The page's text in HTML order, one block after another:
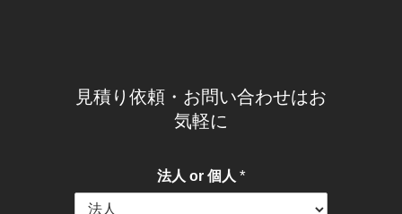
見積り依頼・お問い合わせはお
気軽に
法人 or 個人 *